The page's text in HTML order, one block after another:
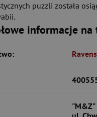
puzzli została
informacje
"M&Z"